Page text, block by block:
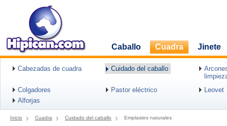
Caballo Cuadra Jinete
Cabezadas de cuadra Cuidado del caballo
Colgadores
Pastor eléctrico
Leovet
Alforjas
Inicio Cuadra Cuidado del caballo Emplastes naturales